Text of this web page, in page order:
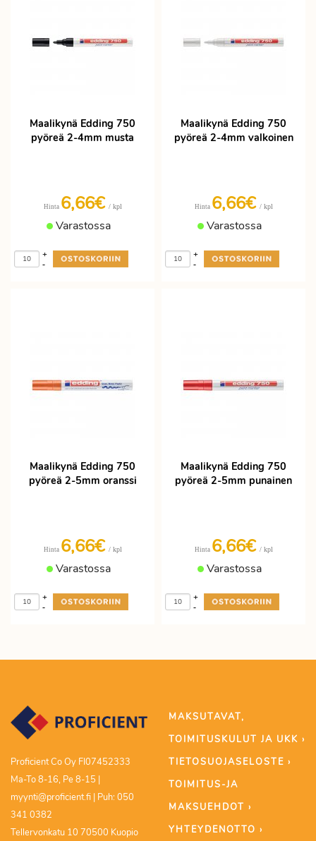
Maalikynä Edding 750
pyöreä 2-4mm musta
Hinta 6,66€ / kpl
Varastossa
-
+
Maalikynä Edding 750
pyöreä 2-4mm valkoinen
Hinta 6,66€ / kpl
Varastossa
-
+
Maalikynä Edding 750
pyöreä 2-5mm oranssi
Hinta 6,66€ / kpl
Varastossa
-
+
Maalikynä Edding 750
pyöreä 2-5mm punainen
Hinta 6,66€ / kpl
Varastossa
-
+
Proficient Co Oy FI07452333
Ma-To 8-16, Pe 8-15 |
myynti@proficient.fi | Puh: 050
341 0382
Tellervonkatu 10 70500 Kuopio
MAKSUTAVAT,
TOIMITUSKULUT JA UKK ›
TIETOSUOJASELOSTE ›
TOIMITUS-JA
MAKSUEHDOT ›
YHTEYDENOTTO ›